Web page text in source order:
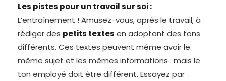
Les pistes pour un travail sur soi :
L’entraînement ! Amusez-vous, après le travail, à
rédiger des petits textes en adoptant des tons
différents. Ces textes peuvent même avoir le
même sujet et les mêmes informations : mais le
ton employé doit être différent. Essayez par